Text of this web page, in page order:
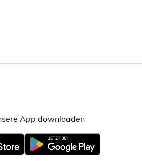
App downloadenÖffnet in
Fenster
Öffnet in neuem Fenster